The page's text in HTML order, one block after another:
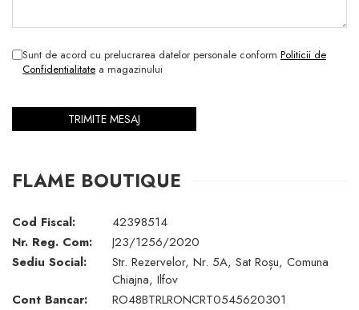
Sunt de acord cu prelucrarea datelor personale conform Politicii de
Confidentialitate a magazinului
FLAME BOUTIQUE
Cod Fiscal:
42398514
Nr. Reg. Com:
J23/1256/2020
Sediu Social:
Str. Rezervelor, Nr. 5A, Sat Roșu, Comuna
Chiajna, Ilfov
Cont Bancar:
RO48BTRLRONCRT0545620301